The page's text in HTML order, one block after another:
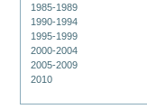
1985-1989
1990-1994
1995-1999
2000-2004
2005-2009
2010